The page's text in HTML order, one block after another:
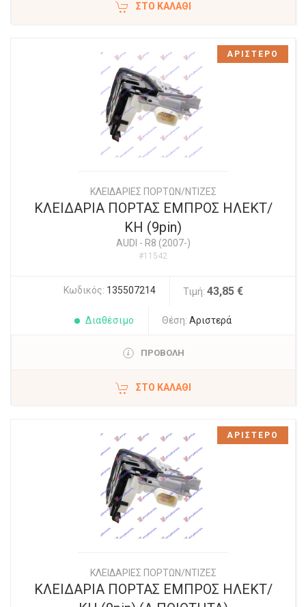
ΣΤΟ ΚΑΛΆΘΙ
ΚΛΕΙΔΑΡΙΕΣ ΠΟΡΤΩΝ/ΝΤΙΖΕΣ
ΚΛΕΙΔΑΡΙΑ ΠΟΡΤΑΣ ΕΜΠΡΟΣ ΗΛΕΚΤ/
ΚΗ (9pin)
AUDI - R8 (2007-)
#11542
Κωδικός: 135507214 Τιμή: 43,85 €
Διαθέσιμο Θέση: Αριστερά
ΠΡΟΒΟΛΗ
ΣΤΟ ΚΑΛΆΘΙ
ΑΡΙΣΤΕΡΟ
ΚΛΕΙΔΑΡΙΕΣ ΠΟΡΤΩΝ/ΝΤΙΖΕΣ
ΚΛΕΙΔΑΡΙΑ ΠΟΡΤΑΣ ΕΜΠΡΟΣ ΗΛΕΚΤ/
ΑΡΙΣΤΕΡΟ